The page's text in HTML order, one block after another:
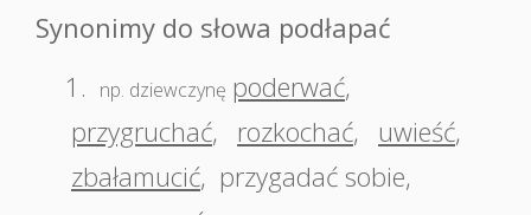
Synonimy do słowa podłapać
1.
np. dziewczynę poderwać,
przygruchać, rozkochać, uwieść,
zbałamucić, przygadać sobie,